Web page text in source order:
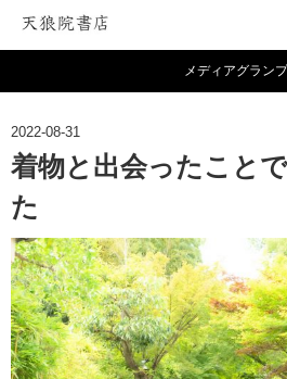
メディアグラン
2022-08-31
着物と出会ったこと
た